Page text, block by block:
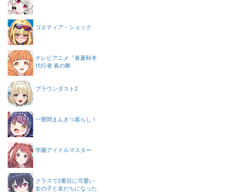
ゴエティア・ショック
テレビアニメ『春夏秋冬
代行者 春の舞
ブラウンダスト2
一畳間まんきつ暮らし！
学園アイドルマスター
クラスで2番目に可愛い
女の子と友だちになった